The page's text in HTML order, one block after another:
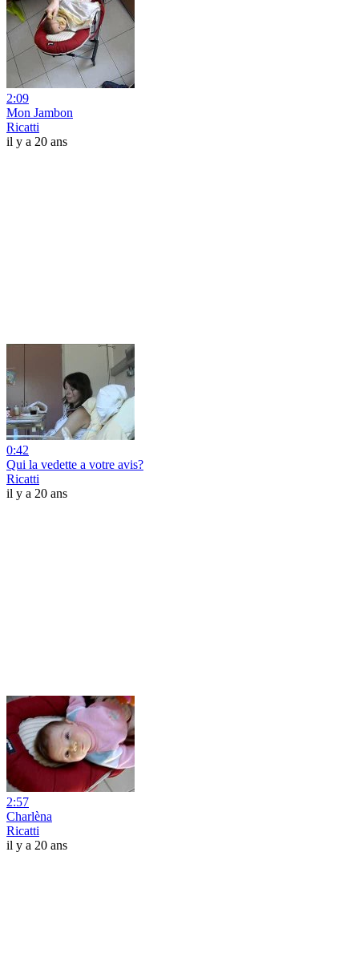
2:09
Mon Jambon
Ricatti
il y a 20 ans
0:42
Qui la vedette a votre avis?
Ricatti
il y a 20 ans
2:57
Charlèna
Ricatti
il y a 20 ans